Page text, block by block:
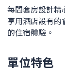
每間套房設計精
享用酒店設有的
的住宿體驗。
單位特色